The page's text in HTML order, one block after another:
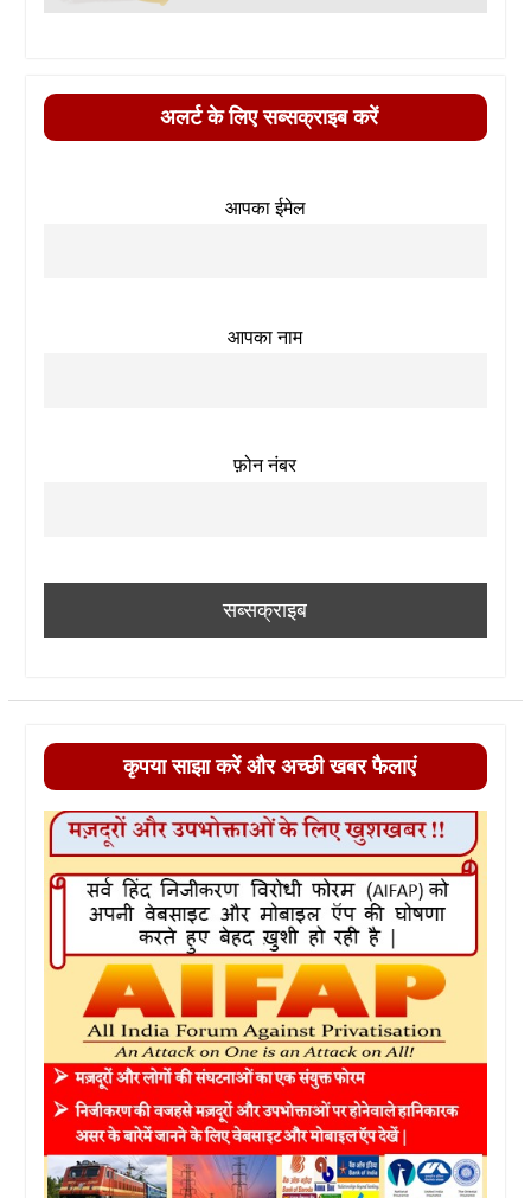
अलर्ट के लिए सब्सक्राइब करें
आपका ईमेल
आपका नाम
फ़ोन नंबर
कृपया साझा करें और अच्छी खबर फैलाएं